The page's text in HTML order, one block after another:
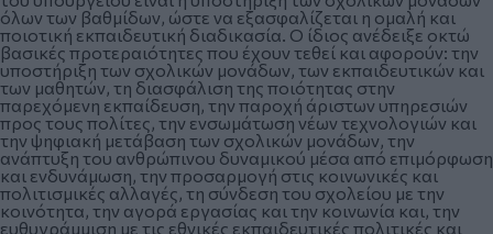
όλων των βαθμίδων, ώστε να εξασφαλίζεται η ομαλή και
ποιοτική εκπαιδευτική διαδικασία. Ο ίδιος ανέδειξε οκτώ
βασικές προτεραιότητες που έχουν τεθεί και αφορούν: την
υποστήριξη των σχολικών μονάδων, των εκπαιδευτικών και
των μαθητών, τη διασφάλιση της ποιότητας στην
παρεχόμενη εκπαίδευση, την παροχή άριστων υπηρεσιών
προς τους πολίτες, την ενσωμάτωση νέων τεχνολογιών και
την ψηφιακή μετάβαση των σχολικών μονάδων, την
ανάπτυξη του ανθρώπινου δυναμικού μέσα από επιμόρφωση
και ενδυνάμωση, την προσαρμογή στις κοινωνικές και
πολιτισμικές αλλαγές, τη σύνδεση του σχολείου με την
κοινότητα, την αγορά εργασίας και την κοινωνία και, την
ευθυγράμμιση με τις εθνικές εκπαιδευτικές πολιτικές και